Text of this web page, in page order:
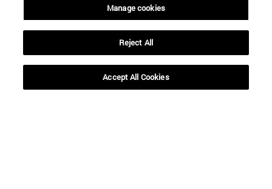
Accesos directos
(abre en nueva ventana)
Manage cookies
Reject All
Accept All Cookies